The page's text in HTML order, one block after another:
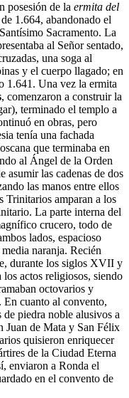
posesión de la ermita del
1.664, abandonado el
Sacramento. La
al Señor sentado,
una soga al
y el cuerpo llagado; en
1.641. Una vez la ermita
, comenzaron a construir la
terminado el templo a
en obras, pero
tenía una fachada
que terminaba en
al Ángel de la Orden
asumir las cadenas de dos
las manos entre ellos
Trinitarios amparan a los
La parte interna del
crucero, todo de
lados, espacioso
naranja. Recién
durante los siglos XVII y
actos religiosos, siendo
octovarios y
En cuanto al convento,
piedra noble alusivos a
Juan de Mata y San Félix
quisieron enriquecer
de la Ciudad Eterna
enviaron a Ronda el
en el convento de